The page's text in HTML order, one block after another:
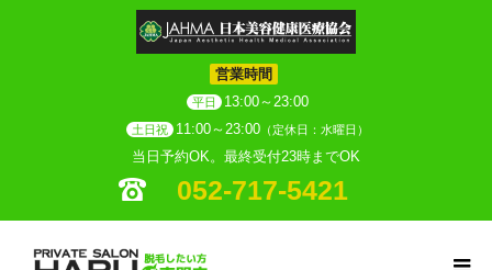
営業時間
平日 13:00～23:00
土日祝 11:00～23:00 （定休日：水曜日）
当日予約OK。最終受付23時までOK
052-717-5421